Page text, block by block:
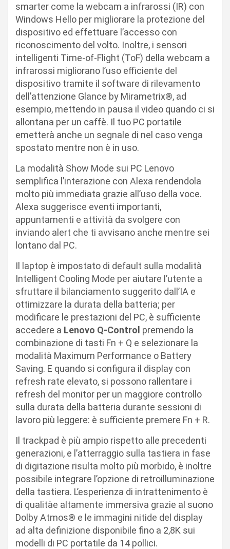
smarter come la webcam a infrarossi (IR) con
Windows Hello per migliorare la protezione del
dispositivo ed effettuare l’accesso con
riconoscimento del volto. Inoltre, i sensori
intelligenti Time-of-Flight (ToF) della webcam a
infrarossi migliorano l’uso efficiente del
dispositivo tramite il software di rilevamento
dell’attenzione Glance by Mirametrix®, ad
esempio, mettendo in pausa il video quando ci si
allontana per un caffè. Il tuo PC portatile
emetterà anche un segnale di nel caso venga
spostato mentre non è in uso.
La modalità Show Mode sui PC Lenovo
semplifica l’interazione con Alexa rendendola
molto più immediata grazie all’uso della voce.
Alexa suggerisce eventi importanti,
appuntamenti e attività da svolgere con
inviando alert che ti avvisano anche mentre sei
lontano dal PC.
Il laptop è impostato di default sulla modalità
Intelligent Cooling Mode per aiutare l’utente a
sfruttare il bilanciamento suggerito dall’IA e
ottimizzare la durata della batteria; per
modificare le prestazioni del PC, è sufficiente
accedere a Lenovo Q-Control premendo la
combinazione di tasti Fn + Q e selezionare la
modalità Maximum Performance o Battery
Saving. E quando si configura il display con
refresh rate elevato, si possono rallentare i
refresh del monitor per un maggiore controllo
sulla durata della batteria durante sessioni di
lavoro più leggere: è sufficiente premere Fn + R.
Il trackpad è più ampio rispetto alle precedenti
generazioni, e l’atterraggio sulla tastiera in fase
di digitazione risulta molto più morbido, è inoltre
possibile integrare l’opzione di retroilluminazione
della tastiera. L’esperienza di intrattenimento è
di qualitàe altamente immersiva grazie al suono
Dolby Atmos® e le immagini nitide del display
ad alta definizione disponibile fino a 2,8K sui
modelli di PC portatile da 14 pollici.